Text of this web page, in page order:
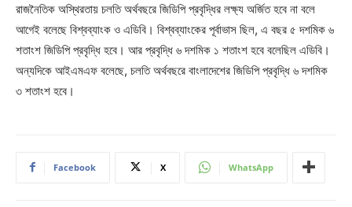
রাজনৈতিক অস্থিরতায় চলতি অর্থবছরে জিডিপি প্রবৃদ্ধির লক্ষ্য অর্জিত হবে না বলে
আগেই বলেছে বিশ্বব্যাংক ও এডিবি। বিশ্বব্যাংকের পূর্বাভাস ছিল, এ বছর ৫ দশমিক ৬
শতাংশ জিডিপি প্রবৃদ্ধি হবে। আর প্রবৃদ্ধি ৬ দশমিক ১ শতাংশ হবে বলেছিল এডিবি।
অন্যদিকে আইএমএফ বলেছে, চলতি অর্থবছরে বাংলাদেশের জিডিপি প্রবৃদ্ধি ৬ দশমিক
৩ শতাংশ হবে।
Facebook X WhatsApp